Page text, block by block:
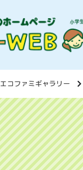
エコファミギャラリー